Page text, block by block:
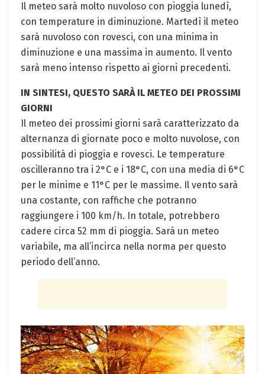
Il meteo sarà molto nuvoloso con pioggia lunedì,
con temperature in diminuzione. Martedì il meteo
sarà nuvoloso con rovesci, con una minima in
diminuzione e una massima in aumento. Il vento
sarà meno intenso rispetto ai giorni precedenti.
IN SINTESI, QUESTO SARÀ IL METEO DEI PROSSIMI
GIORNI
Il meteo dei prossimi giorni sarà caratterizzato da
alternanza di giornate poco e molto nuvolose, con
possibilità di pioggia e rovesci. Le temperature
oscilleranno tra i 2°C e i 18°C, con una media di 6°C
per le minime e 11°C per le massime. Il vento sarà
una costante, con raffiche che potranno
raggiungere i 100 km/h. In totale, potrebbero
cadere circa 52 mm di pioggia. Sarà un meteo
variabile, ma all’incirca nella norma per questo
periodo dell’anno.